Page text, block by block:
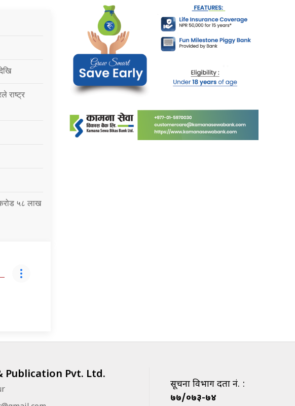
राष्ट्र
५८ लाख
Publication Pvt. Ltd.
सूचना विभाग दर्ता नं. :
७७/०७३-७४